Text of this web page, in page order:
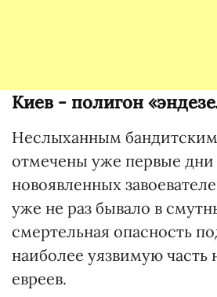
Киев - полигон
Неслыханным
отмечены уже первые дни
новоявленных
уже не раз бывало в
смертельная опасность
наиболее уязвимую часть
евреев.